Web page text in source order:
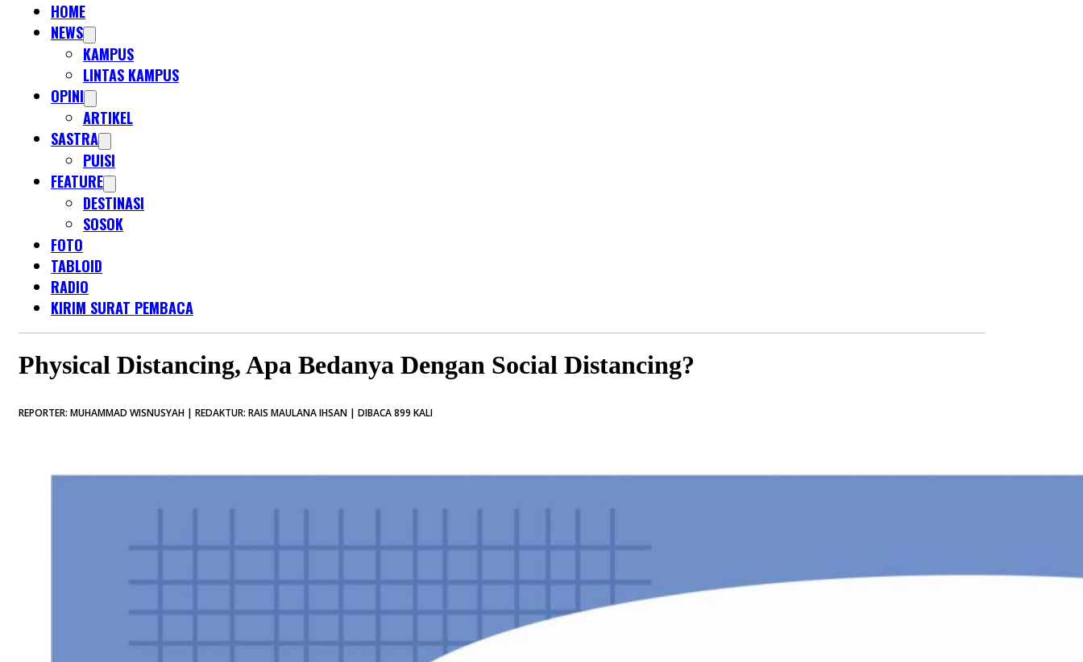
HOME
NEWS
KAMPUS
LINTAS KAMPUS
OPINI
ARTIKEL
SASTRA
PUISI
FEATURE
DESTINASI
SOSOK
FOTO
TABLOID
RADIO
KIRIM SURAT PEMBACA
Physical Distancing, Apa Bedanya Dengan Social Distancing?
REPORTER: MUHAMMAD WISNUSYAH | REDAKTUR: RAIS MAULANA IHSAN | DIBACA 899 KALI